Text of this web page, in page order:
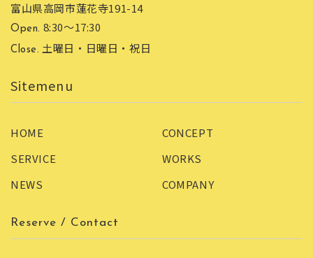
富山県高岡市蓮花寺191-14
Open. 8:30〜17:30
Close. 土曜日・日曜日・祝日
HOME
CONCEPT
SERVICE
WORKS
NEWS
COMPANY
Reserve / Contact